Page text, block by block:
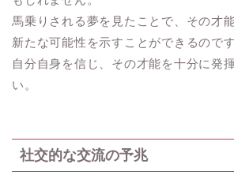
馬乗りされる夢を見たことで、その才
新たな可能性を示すことができるのです
自分自身を信じ、その才能を十分に発
い。
社交的な交流の予兆